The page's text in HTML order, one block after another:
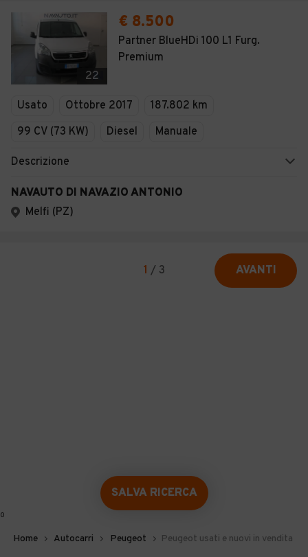
22
€ 8.500
Partner BlueHDi 100 L1 Furg.
Premium
Usato Ottobre 2017
187.802 km
99 CV (73 KW)
Diesel Manuale
Descrizione
NAVAUTO DI NAVAZIO ANTONIO
Melfi (PZ)
1 / 3 AVANTI
SALVA RICERCA
0
Home Autocarri Peugeot Peugeot usati e nuovi in vendita